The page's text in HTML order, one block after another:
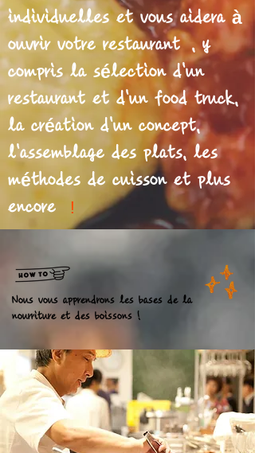
individuelles et vous aidera à
ouvrir votre restaurant
, y
compris la sélection d'un
restaurant et d'un food truck,
la création d'un concept,
l'assemblage des plats, les
méthodes de cuisson et plus
encore !
Nous vous apprendrons les bases de la
nourriture et des boissons !